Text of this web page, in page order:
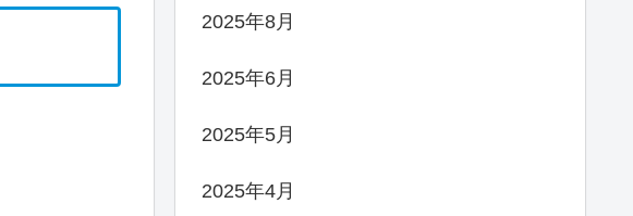
2025年8月
2025年6月
2025年5月
2025年4月